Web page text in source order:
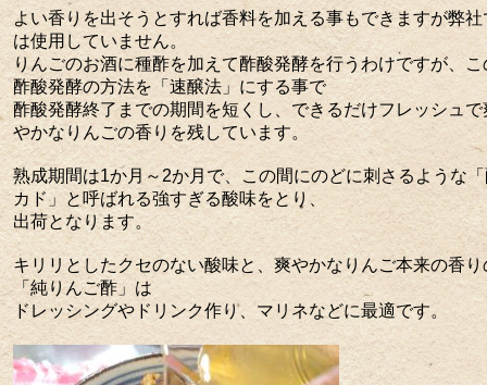
よい香りを出そうとすれば香料を加える事もできますが弊社
は使用していません。
りんごのお酒に種酢を加えて酢酸発酵を行うわけですが、こ
酢酸発酵の方法を「速醸法」にする事で
酢酸発酵終了までの期間を短くし、できるだけフレッシュで
やかなりんごの香りを残しています。
熟成期間は1か月～2か月で、この間にのどに刺さるような
カド」と呼ばれる強すぎる酸味をとり、
出荷となります。
キリリとしたクセのない酸味と、爽やかなりんご本来の香り
「純りんご酢」は
ドレッシングやドリンク作り、マリネなどに最適です。